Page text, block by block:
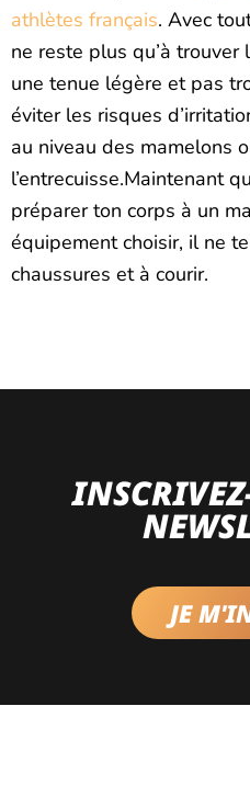
athlètes français. Avec
ne reste plus qu’à
une tenue légère et pas
éviter les risques
au niveau des mamelons
l’entrecuisse.Maintenant
préparer ton corps à un
équipement choisir, il ne
chaussures et à courir.
JE